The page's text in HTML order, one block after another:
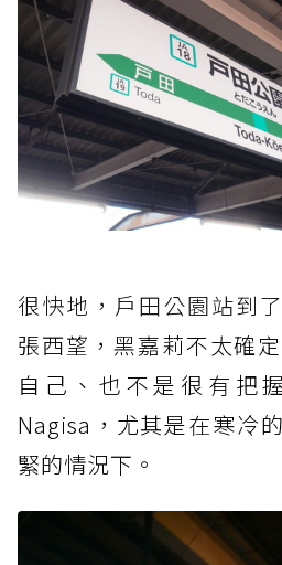
很快地，戶田公園站到
張西望，黑嘉莉不太確
自己、也不是很有把
Nagisa，尤其是在寒冷
緊的情況下。